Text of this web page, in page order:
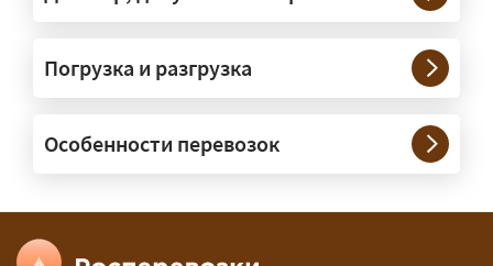
сопровождение?
организуем. Потребность в машинах
прикрытия зависит от габаритов
груза и маршрута; это определяется
Погрузка и разгрузка
Особенности перевозок